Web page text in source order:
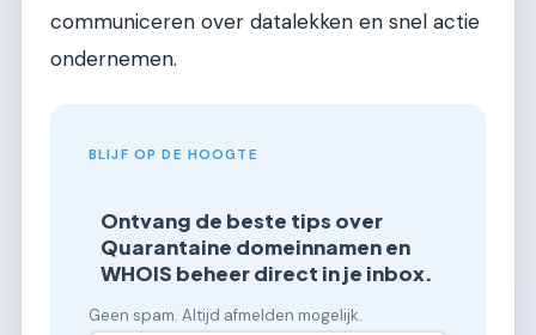
communiceren over datalekken en snel actie
ondernemen.
BLIJF OP DE HOOGTE
Ontvang de beste tips over
Quarantaine domeinnamen en
WHOIS beheer direct in je inbox.
Geen spam. Altijd afmelden mogelijk.